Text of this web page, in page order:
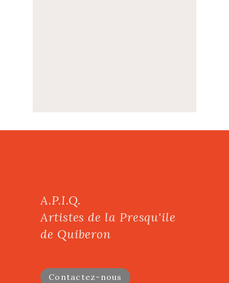
A.P.I.Q.
Artistes de la Presqu'ile
de Quiberon
Contactez-nous